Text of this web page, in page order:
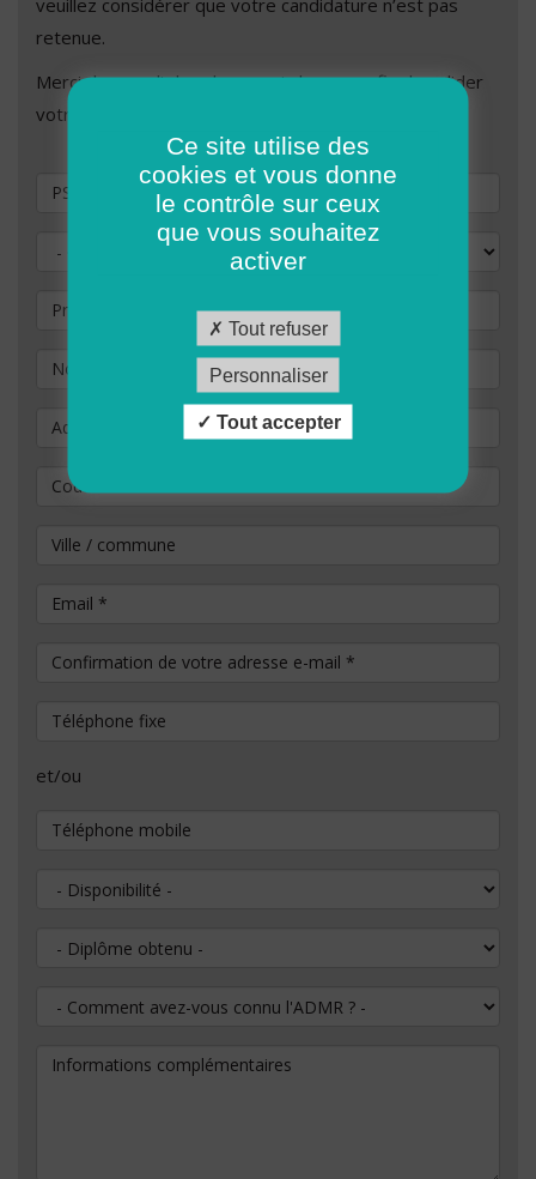
retenue.
Merci de remplir les champs ci-dessous afin de valider
votre demande de candidature.
Vous souhaitez postuler au poste de
Prénom
Nom
Adresse
Code Postal
Ville / commune
Email*
Confirmation de votre adresse e-mail
Téléphone fixe
et/ou
Téléphone mobile
Disponibilité
Diplôme obtenu
Comment avez-vous connu l'ADMR ?
Informations complémentaires
Ce site utilise des
cookies et vous donne
le contrôle sur ceux
que vous souhaitez
activer
Tout refuser
Personnaliser
Tout accepter